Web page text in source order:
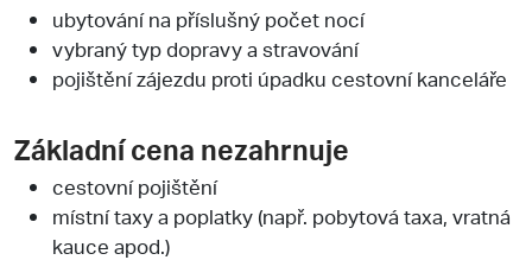
ubytování na příslušný počet nocí
vybraný typ dopravy a stravování
pojištění zájezdu proti úpadku cestovní kanceláře
Základní cena nezahrnuje
cestovní pojištění
místní taxy a poplatky (např. pobytová taxa, vratná
kauce apod.)